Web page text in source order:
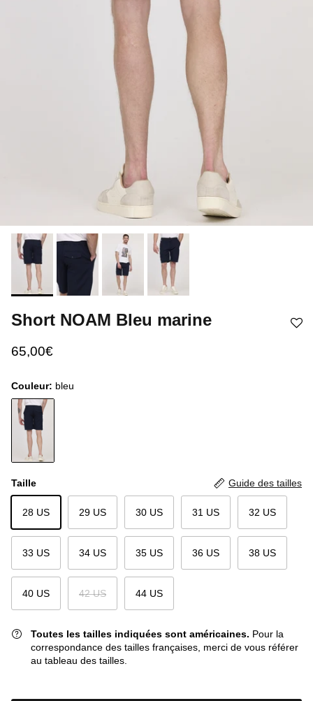
Short NOAM Bleu marine
65,00€
Couleur: bleu
Taille Guide des tailles
28 US 29 US 30 US 31 US 32 US
33 US 34 US 35 US 36 US 38 US
40 US 42 US 44 US
Toutes les tailles indiquées sont américaines. Pour la
correspondance des tailles françaises, merci de vous référer
au tableau des tailles.